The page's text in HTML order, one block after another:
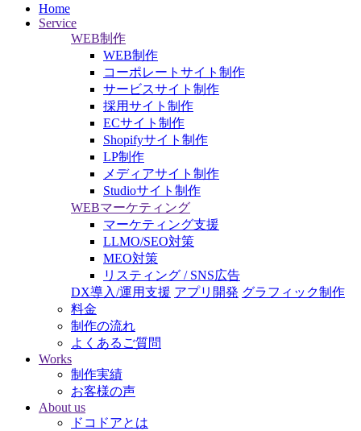
Home
Service
WEB制作
WEB制作
コーポレートサイト制作
サービスサイト制作
採用サイト制作
ECサイト制作
Shopifyサイト制作
LP制作
メディアサイト制作
Studioサイト制作
WEBマーケティング
マーケティング支援
LLMO/SEO対策
MEO対策
リスティング / SNS広告
DX導入/運用支援 アプリ開発 グラフィック制作
料金
制作の流れ
よくあるご質問
Works
制作実績
お客様の声
About us
ドコドアとは